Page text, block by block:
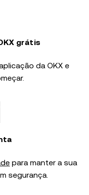
grátis
da OKX e
para manter a sua
segurança.